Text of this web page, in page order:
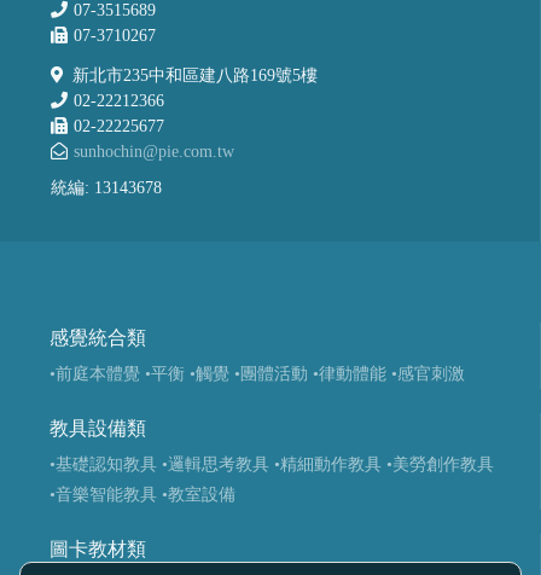
07-3515689
07-3710267
新北市235中和區建八路169號5樓
02-22212366
02-22225677
sunhochin@pie.com.tw
統編: 13143678
感覺統合類
•前庭本體覺 •平衡 •觸覺 •團體活動 •律動體能 •感官刺激
教具設備類
•基礎認知教具 •邏輯思考教具 •精細動作教具 •美勞創作教具
•音樂智能教具 •教室設備
圖卡教材類